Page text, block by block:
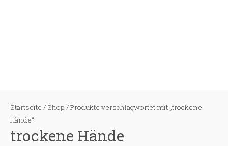
Startseite / Shop / Produkte verschlagwortet mit „trockene
Hände“
trockene Hände